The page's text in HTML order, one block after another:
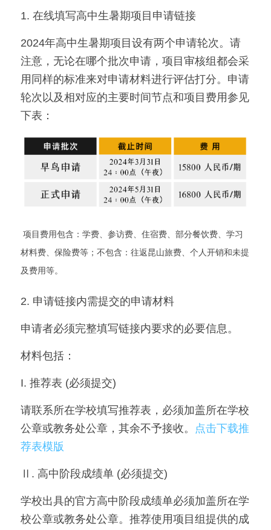
1. 在线填写高中生暑期项目申请链接
2024年高中生暑期项目设有两个申请轮次。请
注意，无论在哪个批次申请，项目审核组都会采
用同样的标准来对申请材料进行评估打分。申请
轮次以及相对应的主要时间节点和项目费用参见
下表：
材料费、保险费等；不包含：往返昆山旅费、个人开销和未提
及费用等。
2. 申请链接内需提交的申请材料
申请者必须完整填写链接内要求的必要信息。
材料包括：
I. 推荐表 (必须提交)
请联系所在学校填写推荐表，必须加盖所在学校
公章或教务处公章，其余不予接收。 点击下载推
荐表模版
Ⅱ. 高中阶段成绩单 (必须提交)
学校出具的官方高中阶段成绩单必须加盖所在学
校公章或教务处公章。推荐使用项目组提供的成